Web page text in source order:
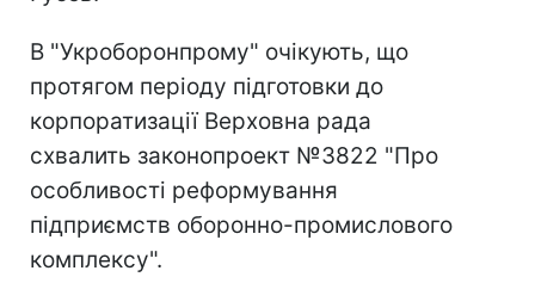
В "Укроборонпрому" очікують, що
протягом періоду підготовки до
корпоратизації Верховна рада
схвалить законопроект №3822 "Про
особливості реформування
підприємств оборонно-промислового
комплексу".